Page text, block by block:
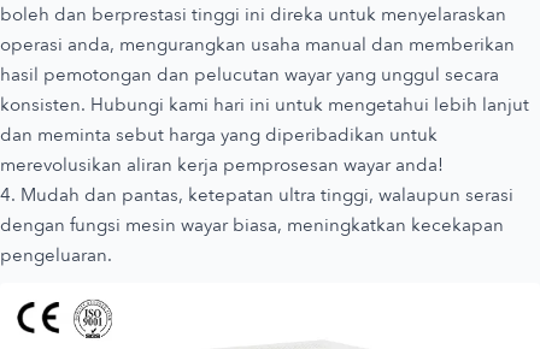
boleh dan berprestasi tinggi ini direka untuk menyelaraskan
operasi anda, mengurangkan usaha manual dan memberikan
hasil pemotongan dan pelucutan wayar yang unggul secara
konsisten. Hubungi kami hari ini untuk mengetahui lebih lanjut
dan meminta sebut harga yang diperibadikan untuk
merevolusikan aliran kerja pemprosesan wayar anda!
4. Mudah dan pantas, ketepatan ultra tinggi, walaupun serasi
dengan fungsi mesin wayar biasa, meningkatkan kecekapan
pengeluaran.